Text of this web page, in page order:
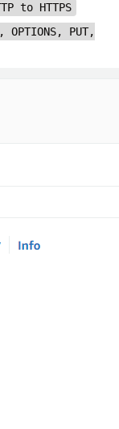
to HTTPS
OPTIONS, PUT,